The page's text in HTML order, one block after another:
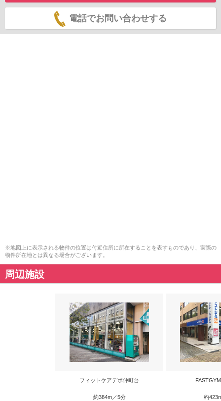
電話でお問い合わせする
※地図上に表示される物件の位置は付近住所に所在することを表すものであり、実際の
物件所在地とは異なる場合がございます。
周辺施設
フィットケアデポ仲町台
約384m／5分 約